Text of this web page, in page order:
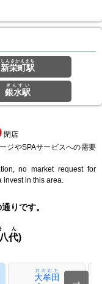
新栄町駅
しんさかえまち
銀水駅
ぎんすい
閉店
ジやSPAサービスへの需要
no market request for
invest in this area.
りです。
代)
ん
大牟田
おおむた
→